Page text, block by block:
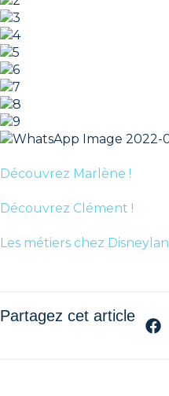
Découvrez Marlène !
Découvrez Clément !
Les métiers chez
Partagez cet article